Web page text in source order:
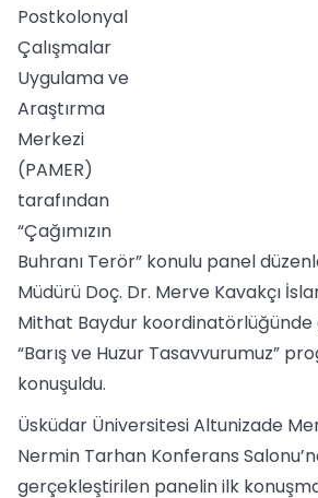
Postkolonyal
Çalışmalar
Uygulama ve
Araştırma
Merkezi
(PAMER)
tarafından
“Çağımızın
Buhranı Terör” konulu panel
Müdürü Doç. Dr. Merve Kavakçı
Mithat Baydur
“Barış ve Huzur Tasavvurumuz”
konuşuldu.
Üsküdar Üniversitesi Altunizade
Nermin Tarhan Konferans
gerçekleştirilen panelin ilk